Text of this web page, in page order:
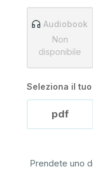
Audiobook
Non
disponibile
Seleziona il
pdf
Prendete uno